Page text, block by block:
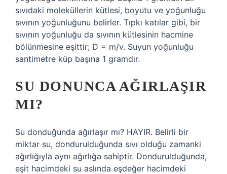
sıvıdaki moleküllerin kütlesi, boyutu ve yoğunluğu
sıvının yoğunluğunu belirler. Tıpkı katılar gibi, bir
sıvının yoğunluğu da sıvının kütlesinin hacmine
bölünmesine eşittir; D = m/v. Suyun yoğunluğu
santimetre küp başına 1 gramdır.
SU DONUNCA AĞIRLAŞIR
MI?
Su donduğunda ağırlaşır mı? HAYIR. Belirli bir
miktar su, dondurulduğunda sıvı olduğu zamanki
ağırlığıyla aynı ağırlığa sahiptir. Dondurulduğunda,
eşit hacimdeki su aslında eşdeğer hacimdeki